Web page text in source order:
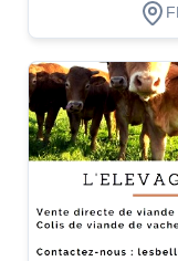
Dégustation